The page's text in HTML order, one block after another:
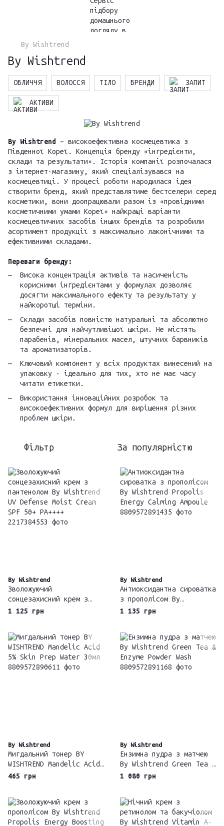
By Wishtrend
By Wishtrend
ОБЛИЧЧЯ ВОЛОССЯ ТІЛО БРЕНДИ ЗАПИТ
АКТИВИ
By Wishtrend – високоефективна космецевтика з
Південної Кореї. Концепція бренду «інгредієнти,
склади та результати». Історія компанії розпочалася
з інтернет-магазину, який спеціалізувався на
космецевтиці. У процесі роботи народилася ідея
створити бренд, який представлятиме бестселери серед
косметики, вони доопрацювали разом із «провідними
косметичними умами Кореї» найкращі варіанти
космецевтичних засобів інших брендів та розробили
асортимент продукції з максимально лаконічними та
ефективними складами.
Переваги бренду:
Висока концентрація активів та насиченість
корисними інгредієнтами у формулах дозволяє
досягти максимального ефекту та результату у
найкоротші терміни.
Склади засобів повністю натуральні та абсолютно
безпечні для найчутливішої шкіри. Не містять
парабенів, мінеральних масел, штучних барвників
та ароматизаторів.
Ключовий компонент у всіх продуктах винесений на
упаковку - ідеально для тих, хто не має часу
читати етикетки.
Використання інноваційних розробок та
високоефективних формул для вирішення різних
проблем шкіри.
Фільтр За популярністю
By Wishtrend
Зволожуючий
сонцезахисний крем з
пантенолом By Wishtrend
1 125 грн
By Wishtrend
Антиоксидантна сироватка
з прополісом By
Wishtrend Propolis
1 135 грн
By Wishtrend
Мигдальний тонер BY
WISHTREND Mandelic Acid
5% Skin Prep Water 30мл
465 грн
By Wishtrend
Ензимна пудра з матчею
By Wishtrend Green Tea &
Enzyme Powder Wash
1 080 грн